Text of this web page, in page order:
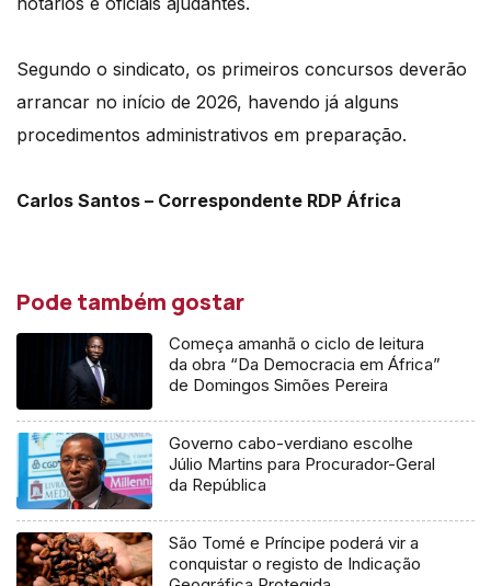
Segundo o sindicato, os primeiros concursos deverão
arrancar no início de 2026, havendo já alguns
procedimentos administrativos em preparação.
Carlos Santos – Correspondente RDP África
Pode também gostar
Começa amanhã o ciclo de leitura
da obra “Da Democracia em África”
de Domingos Simões Pereira
Governo cabo-verdiano escolhe
Júlio Martins para Procurador-Geral
da República
São Tomé e Príncipe poderá vir a
conquistar o registo de Indicação